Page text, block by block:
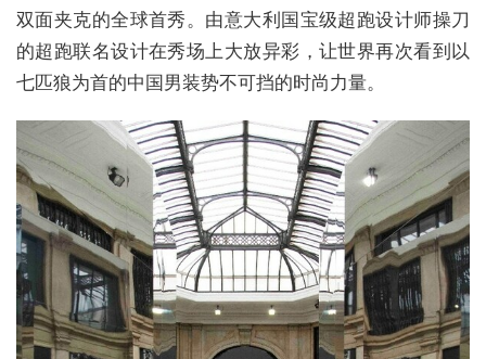
双面夹克的全球首秀。由意大利国宝级超跑设计师操刀
的超跑联名设计在秀场上大放异彩，让世界再次看到以
七匹狼为首的中国男装势不可挡的时尚力量。